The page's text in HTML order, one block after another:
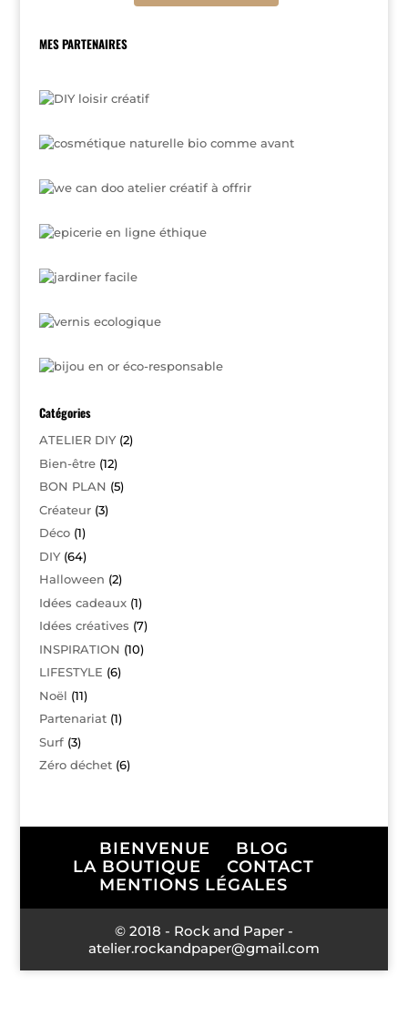
MES PARTENAIRES
Catégories
ATELIER DIY(2)
Bien-être(12)
BON PLAN (5)
Créateur(3)
Déco(1)
DIY(64)
Halloween (2)
Idées cadeaux(1)
Idées créatives (7)
INSPIRATION (10)
LIFESTYLE (6)
Noël (11)
Partenariat(1)
Surf(3)
Zéro déchet(6)
BIENVENUE
BLOG
LA BOUTIQUE
CONTACT
MENTIONS LÉGALES
© 2018 - Rock and Paper -
atelier.rockandpaper@gmail.com